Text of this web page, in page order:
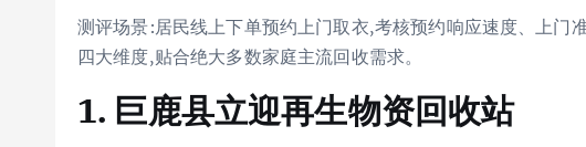
测评场景:居民线上下单预约上门取衣,考核预约响应速度、上门
四大维度,贴合绝大多数家庭主流回收需求。
1. 巨鹿县立迎再生物资回收站